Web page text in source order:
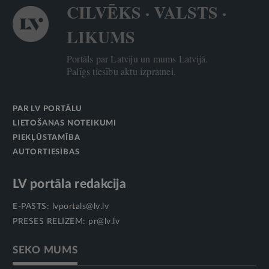
CILVĒKS · VALSTS ·
LIKUMS
Portāls par Latviju un mums Latvijā.
Palīgs tiesību aktu izpratnei.
PAR LV PORTĀLU
LIETOŠANAS NOTEIKUMI
PIEKĻŪSTAMĪBA
AUTORTIESĪBAS
LV portāla redakcija
E-PASTS:
lvportals@lv.lv
PRESES RELĪZĒM: pr@lv.lv
SEKO MUMS